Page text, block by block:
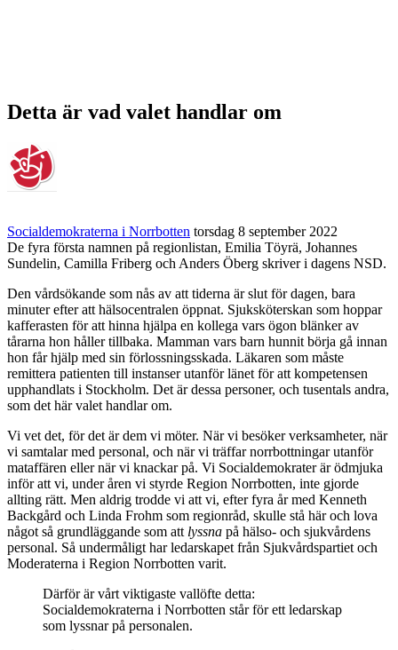
Detta är vad valet handlar om
Socialdemokraterna i Norrbotten torsdag 8 september 2022
De fyra första namnen på regionlistan, Emilia Töyrä, Johannes
Sundelin, Camilla Friberg och Anders Öberg skriver i dagens NSD.
Den vårdsökande som nås av att tiderna är slut för dagen, bara
minuter efter att hälsocentralen öppnat. Sjuksköterskan som hoppar
kafferasten för att hinna hjälpa en kollega vars ögon blänker av
tårarna hon håller tillbaka. Mamman vars barn hunnit börja gå innan
hon får hjälp med sin förlossningsskada. Läkaren som måste
remittera patienten till instanser utanför länet för att kompetensen
upphandlats i Stockholm. Det är dessa personer, och tusentals andra,
som det här valet handlar om.
Vi vet det, för det är dem vi möter. När vi besöker verksamheter, när
vi samtalar med personal, och när vi träffar norrbottningar utanför
mataffären eller när vi knackar på. Vi Socialdemokrater är ödmjuka
inför att vi, under åren vi styrde Region Norrbotten, inte gjorde
allting rätt. Men aldrig trodde vi att vi, efter fyra år med Kenneth
Backgård och Linda Frohm som regionråd, skulle stå här och lova
något så grundläggande som att lyssna på hälso- och sjukvårdens
personal. Så undermåligt har ledarskapet från Sjukvårdspartiet och
Moderaterna i Region Norrbotten varit.
Därför är vårt viktigaste vallöfte detta:
Socialdemokraterna i Norrbotten står för ett ledarskap
som lyssnar på personalen.